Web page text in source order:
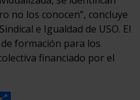
no los conocen”, concluye
e Igualdad de USO. El
formación para los
financiado por el